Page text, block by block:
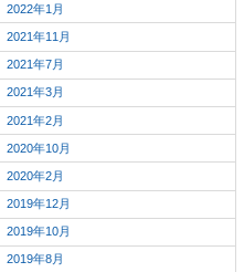
2022年1月
2021年11月
2021年7月
2021年3月
2021年2月
2020年10月
2020年2月
2019年12月
2019年10月
2019年8月